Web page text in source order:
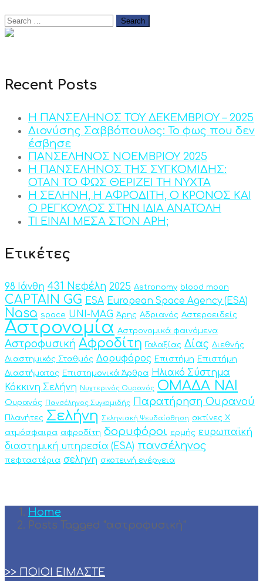
Recent Posts
Η ΠΑΝΣΕΛΗΝΟΣ ΤΟΥ ΔΕΚΕΜΒΡΙΟΥ – 2025
Διονύσης Σαββόπουλος: Το φως που δεν
έσβησε
ΠΑΝΣΕΛΗΝΟΣ ΝΟΕΜΒΡΙΟΥ 2025
Η ΠΑΝΣΕΛΗΝΟΣ ΤΗΣ ΣΥΓΚΟΜΙΔΗΣ:
ΟΤΑΝ ΤΟ ΦΩΣ ΘΕΡΙΖΕΙ ΤΗ ΝΥΧΤΑ
Η ΣΕΛΗΝΗ, Η ΑΦΡΟΔΙΤΗ, Ο ΚΡΟΝΟΣ ΚΑΙ
Ο ΡΕΓΚΟΥΛΟΣ ΣΤΗΝ ΙΔΙΑ ΑΝΑΤΟΛΗ
ΤΙ ΕΙΝΑΙ ΜΕΣΑ ΣΤΟΝ ΑΡΗ;
Ετικέτες
98 Ιάνθη 431 Νεφέλη 2025 Astronomy blood moon
CAPTAIN GG ESA European Space Agency (ESA)
Nasa space UNI-MAG Άρης Αδριανός Αστεροειδείς
Αστρονομία Αστρονομικά φαινόμενα
Αστροφυσική Αφροδίτη Γαλαξίας Δίας Διεθνής
Διαστημικός Σταθμός Δορυφόρος Επιστήμη Επιστήμη
Διαστήματος Επιστημονικά Άρθρα Ηλιακό Σύστημα
Κόκκινη Σελήνη
Νυχτερινός Ουρανός ΟΜΑΔΑ ΝΑΙ
Ουρανός Πανσέληνος Συγκομιδής Παρατήρηση Ουρανού
Πλανήτες Σελήνη Σεληνιακή Ψευδαίσθηση
ακτίνες Χ
ατμόσφαιρα αφροδίτη δορυφόροι ερμής ευρωπαϊκή
διαστημική υπηρεσία (ESA) πανσέληνος
πεφταστέρια σεληνη σκοτεινή ενέργεια
Home
Posts Tagged "αστροφυσική"
>> ΠΟΙΟΙ ΕΙΜΑΣΤΕ